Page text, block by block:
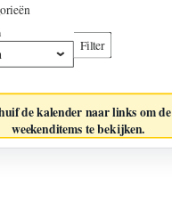
Filter
Categorieën
de kalender naar links om de
weekenditems te bekijken.